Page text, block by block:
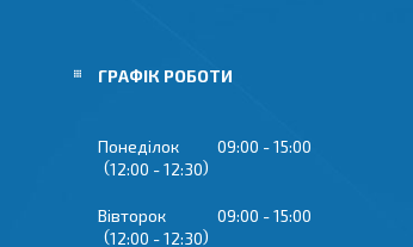
ГРАФІК РОБОТИ
Понеділок 09:00
15:00
12:00
12:30
Вівторок 09:00
15:00
12:00
12:30